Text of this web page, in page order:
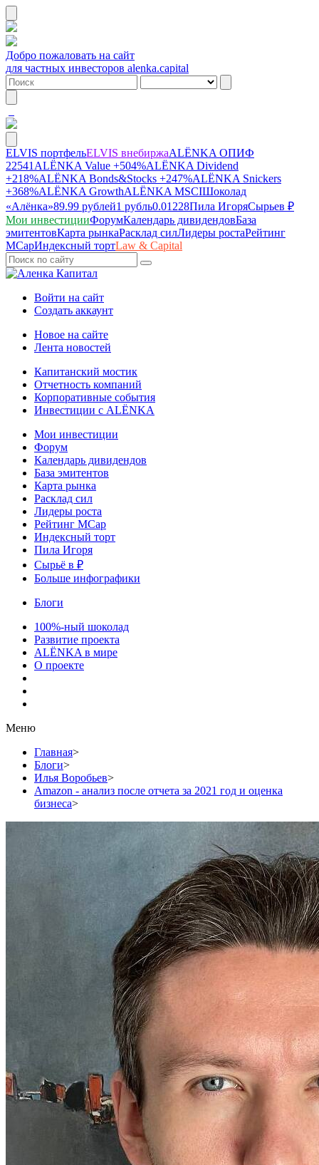
Добро пожаловать на сайт
для частных инвесторов alenka.capital
ELVIS портфельELVIS внебиржаALЁNKA ОПИФ
22541 ALЁNKA Value +504%ALЁNKA Dividend
+218%ALЁNKA Bonds&Stocks +247%ALЁNKA Snickers
+368%ALЁNKA GrowthALЁNKA MSCIШоколад
«Алёнка»89.99 рублей1 рубль0.01228Пила ИгоряСырьев ₽
Мои инвестицииФорумКалендарь дивидендовБаза
эмитентовКарта рынкаРасклад силЛидеры ростаРейтинг
MCapИндексный тортLaw & Capital
Войти на сайт
Создать аккаунт
Новое на сайте
Лента новостей
Капитанский мостик
Отчетность компаний
Корпоративные события
Инвестиции с ALЁNKA
Мои инвестиции
Форум
Календарь дивидендов
База эмитентов
Карта рынка
Расклад сил
Лидеры роста
Рейтинг MCap
Индексный торт
Пила Игоря
Сырьё в ₽
Больше инфографики
Блоги
100%-ный шоколад
Развитие проекта
ALЁNKA в мире
О проекте
Меню
Главная>
Блоги>
Илья Воробьев>
Amazon - анализ после отчета за 2021 год и оценка
бизнеса>